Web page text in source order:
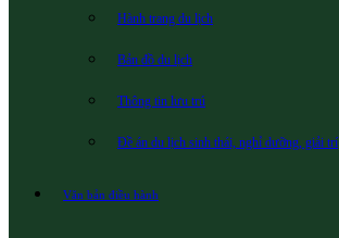
Hành trang du lịch
Bản đồ du lịch
Thông tin lưu trú
Đề án du lịch sinh thái, nghỉ dưỡng, giải trí
Văn bản điều hành